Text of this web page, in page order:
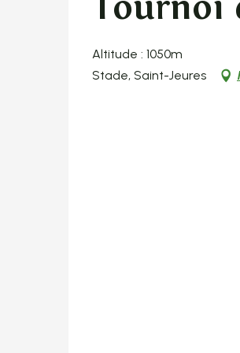
Altitude : 1050m
Stade, Saint-Jeures